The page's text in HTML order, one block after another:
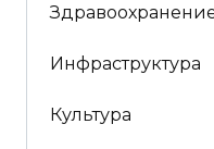
Инфраструктура
Культура